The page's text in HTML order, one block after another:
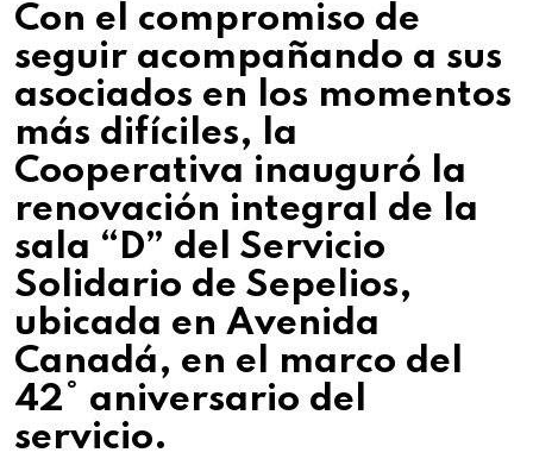
Con el compromiso de
seguir acompañando a sus
asociados en los momentos
más difíciles, la
Cooperativa inauguró la
renovación integral de la
sala “D” del Servicio
Solidario de Sepelios,
ubicada en Avenida
Canadá, en el marco del
42° aniversario del
servicio.